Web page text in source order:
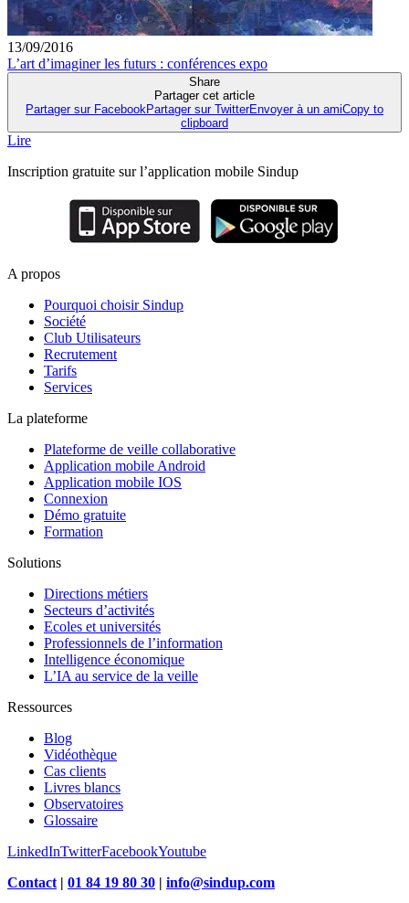
13/09/2016
L’art d’imaginer les futurs : conférences expo
Share
Partager cet article
Partager sur Facebook Partager sur TwitterEnvoyer à un amiCopy to
clipboard
Lire
Inscription gratuite sur l’application mobile Sindup
A propos
Pourquoi choisir Sindup
Société
Club Utilisateurs
Recrutement
Tarifs
Services
La plateforme
Plateforme de veille collaborative
Application mobile Android
Application mobile IOS
Connexion
Démo gratuite
Formation
Solutions
Directions métiers
Secteurs d’activités
Ecoles et universités
Professionnels de l’information
Intelligence économique
L’IA au service de la veille
Ressources
Blog
Vidéothèque
Cas clients
Livres blancs
Observatoires
Glossaire
LinkedInTwitterFacebookYoutube
Contact | 01 84 19 80 30 | info@sindup.com